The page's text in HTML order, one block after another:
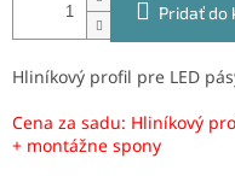
Pridať do
Hliníkový profil pre LED
Cena za sadu: Hliníkový
+ montážne spony